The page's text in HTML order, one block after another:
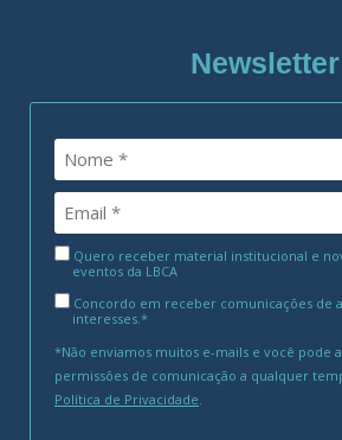
Newsletter
Quero receber material institucional e
eventos da LBCA
Concordo em receber comunicações de
interesses.*
*Não enviamos muitos e-mails e você pode
permissões de comunicação a qualquer
Política de Privacidade.